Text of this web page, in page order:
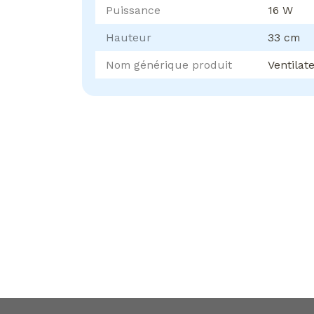
Puissance 16 W
Hauteur 33 cm
Nom générique produit